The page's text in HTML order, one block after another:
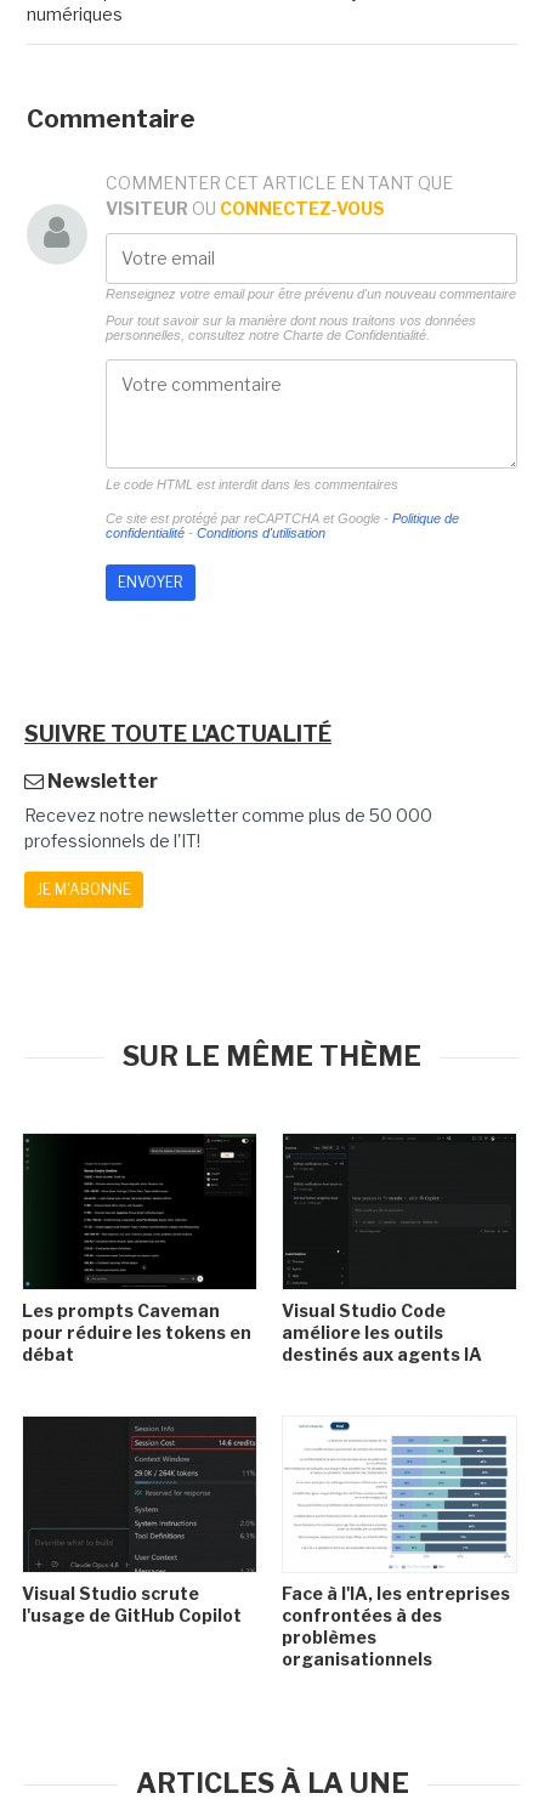
numériques
Commentaire
COMMENTER CET ARTICLE EN TANT QUE
VISITEUR OU CONNECTEZ-VOUS
Renseignez votre email pour être prévenu d'un nouveau commentaire
Pour tout savoir sur la manière dont nous traitons vos données
personnelles, consultez notre Charte de Confidentialité.
Le code HTML est interdit dans les commentaires
Ce site est protégé par reCAPTCHA et Google - Politique de
confidentialité- Conditions d'utilisation
SUIVRE TOUTE L'ACTUALITÉ
Newsletter
Recevez notre newsletter comme plus de 50 000
professionnels de l'IT!
JE M'ABONNE
SUR LE MÊME THÈME
Les prompts Caveman
pour réduire les tokens en
débat
Visual Studio Code
améliore les outils
destinés aux agents IA
Visual Studio scrute
l'usage de GitHub Copilot
Face à l'IA, les entreprises
confrontées à des
problèmes
organisationnels
ARTICLES À LA UNE